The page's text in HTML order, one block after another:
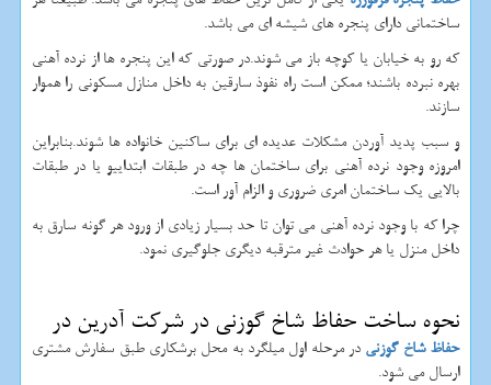
ساختمانی دارای پنجره های شیشه ای می باشد.
که رو به خیابان یا کوچه باز می شوند.در صورتی که این پنجره ها از نرده آهنی
بهره نبرده باشند؛ ممکن است راه نفوذ سارقین به داخل منازل مسکونی را هموار
سازند.
و سبب پدید آوردن مشکلات عدیده ای برای ساکنین خانواده ها شوند.بنابراین
امروزه وجود نرده آهنی برای ساختمان ها چه در طبقات ابتداییو یا در طبقات
بالایی یک ساختمان امری ضروری و الزام آور است.
چرا که با وجود نرده آهنی می توان تا حد بسیار زیادی از ورود هر گونه سارق به
داخل منزل یا هر حوادث غیر مترقبه دیگری جلوگیری نمود.
نحوه ساخت حفاظ شاخ گوزنی در شرکت آدرین در
حفاظ شاخ گوزنی در مرحله اول میلگرد به محل برشکاری طبق سفارش مشتری
ارسال می شود.